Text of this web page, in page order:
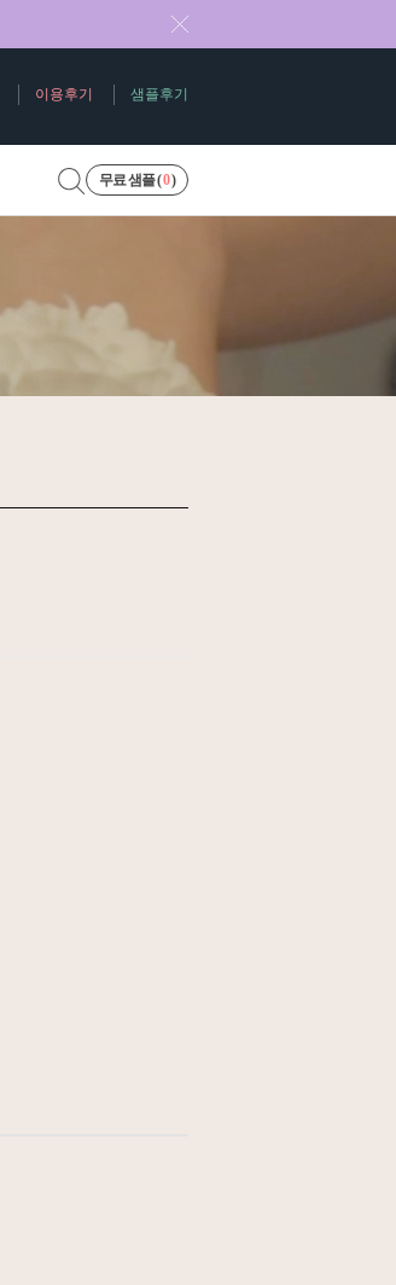
이용후기 샘플후기
무료 샘플 (0)